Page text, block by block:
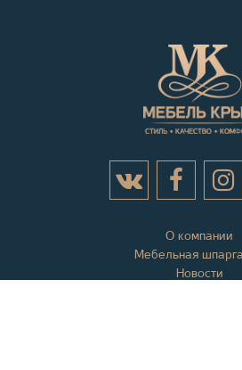
О компании
Мебельная
Новости